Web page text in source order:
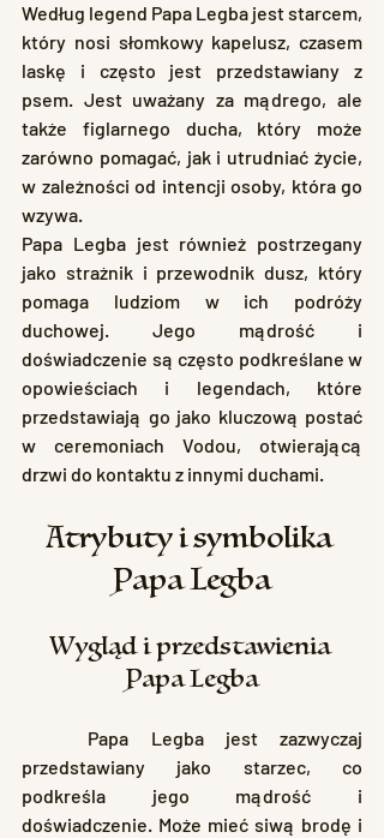
Według legend Papa Legba jest starcem,
który nosi słomkowy kapelusz, czasem
laskę i często jest przedstawiany z
psem. Jest uważany za mądrego, ale
także figlarnego ducha, który może
zarówno pomagać, jak i utrudniać życie,
w zależności od intencji osoby, która go
wzywa.
Papa Legba jest również postrzegany
jako strażnik i przewodnik dusz, który
pomaga ludziom w ich podróży
duchowej. Jego mądrość i
doświadczenie są często podkreślane w
opowieściach i legendach, które
przedstawiają go jako kluczową postać
w ceremoniach Vodou, otwierającą
drzwi do kontaktu z innymi duchami.
Atrybuty i symbolika
Papa Legba
Wygląd i przedstawienia
Papa Legba
przedstawiany jako starzec, co
podkreśla jego mądrość i
doświadczenie. Może mieć siwą brodę i